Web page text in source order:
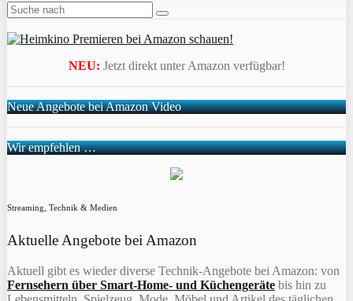
NEU: Jetzt direkt unter Amazon verfügbar!
Neue Angebote bei Amazon Video
Wir empfehlen …
Streaming, Technik & Medien
Aktuelle Angebote bei Amazon
Aktuell gibt es wieder diverse Technik-Angebote bei Amazon: von
Fernsehern über Smart-Home- und Küchengeräte bis hin zu